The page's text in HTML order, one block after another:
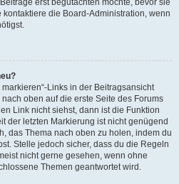
erst begutachten möchte, bevor sie
die Board-Administration, wenn
Links in der Beitragsansicht
oben auf die erste Seite des Forums
Link nicht siehst, dann ist die Funktion
der letzten Markierung ist nicht genügend
das Thema nach oben zu holen, indem du
Stelle jedoch sicher, dass du die Regeln
nicht gerne gesehen, wenn ohne
Themen geantwortet wird.